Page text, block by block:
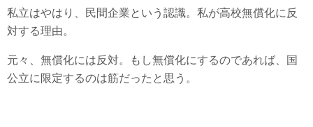
私立はやはり、民間企業という認識。私が高校無償化に反
対する理由。
元々、無償化には反対。もし無償化にするのであれば、国
公立に限定するのは筋だったと思う。